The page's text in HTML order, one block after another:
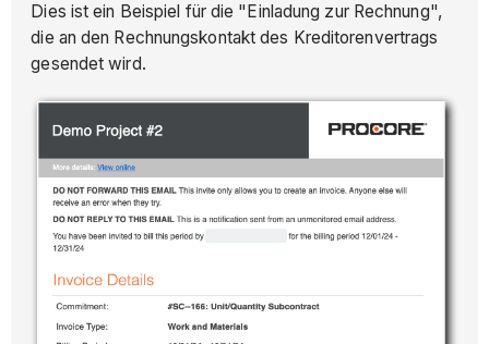
Dies ist ein Beispiel für die "Einladung zur Rechnung",
die an den Rechnungskontakt des Kreditorenvertrags
gesendet wird.